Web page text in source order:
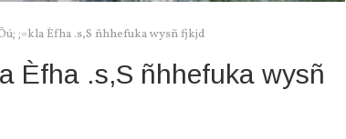
;=kla‌ Èfha .s,S ñhhefuka wysñ fjkjd
Èfha .s,S ñhhefuka wysñ